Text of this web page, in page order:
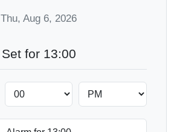
Thu, Aug 6, 2026
Set for 13:00